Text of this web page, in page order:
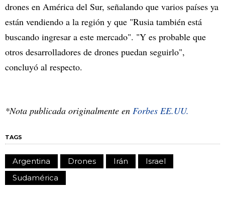
drones en América del Sur, señalando que varios países ya
están vendiendo a la región y que "Rusia también está
buscando ingresar a este mercado". "Y es probable que
otros desarrolladores de drones puedan seguirlo",
concluyó al respecto.
*Nota publicada originalmente en Forbes EE.UU.
TAGS
Argentina Drones Irán
Israel
Sudamérica